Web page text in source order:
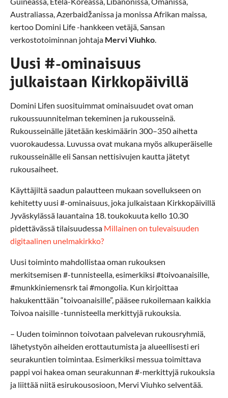
Australiassa, Azerbaidžanissa ja monissa Afrikan maissa,
kertoo Domini Life -hankkeen vetäjä, Sansan
verkostotoiminnan johtaja Mervi Viuhko.
Uusi #-ominaisuus
julkaistaan Kirkkopäivillä
Domini Lifen suosituimmat ominaisuudet ovat oman
rukoussuunnitelman tekeminen ja rukousseinä.
Rukousseinälle jätetään keskimäärin 300–350 aihetta
vuorokaudessa. Luvussa ovat mukana myös alkuperäiselle
rukousseinälle eli Sansan nettisivujen kautta jätetyt
rukousaiheet.
Käyttäjiltä saadun palautteen mukaan sovellukseen on
kehitetty uusi #-ominaisuus, joka julkaistaan Kirkkopäivillä
Jyväskylässä lauantaina 18. toukokuuta kello 10.30
pidettävässä tilaisuudessa Millainen on tulevaisuuden
digitaalinen unelmakirkko?
Uusi toiminto mahdollistaa oman rukouksen
merkitsemisen #-tunnisteella, esimerkiksi #toivoanaisille,
#munkkiniemensrk tai #mongolia. Kun kirjoittaa
hakukenttään “toivoanaisille”, pääsee rukoilemaan kaikkia
Toivoa naisille -tunnisteella merkittyjä rukouksia.
– Uuden toiminnon toivotaan palvelevan rukousryhmiä,
lähetystyön aiheiden erottautumista ja alueellisesti eri
seurakuntien toimintaa. Esimerkiksi messua toimittava
pappi voi hakea oman seurakunnan #-merkittyjä rukouksia
ja liittää niitä esirukousosioon, Mervi Viuhko selventää.